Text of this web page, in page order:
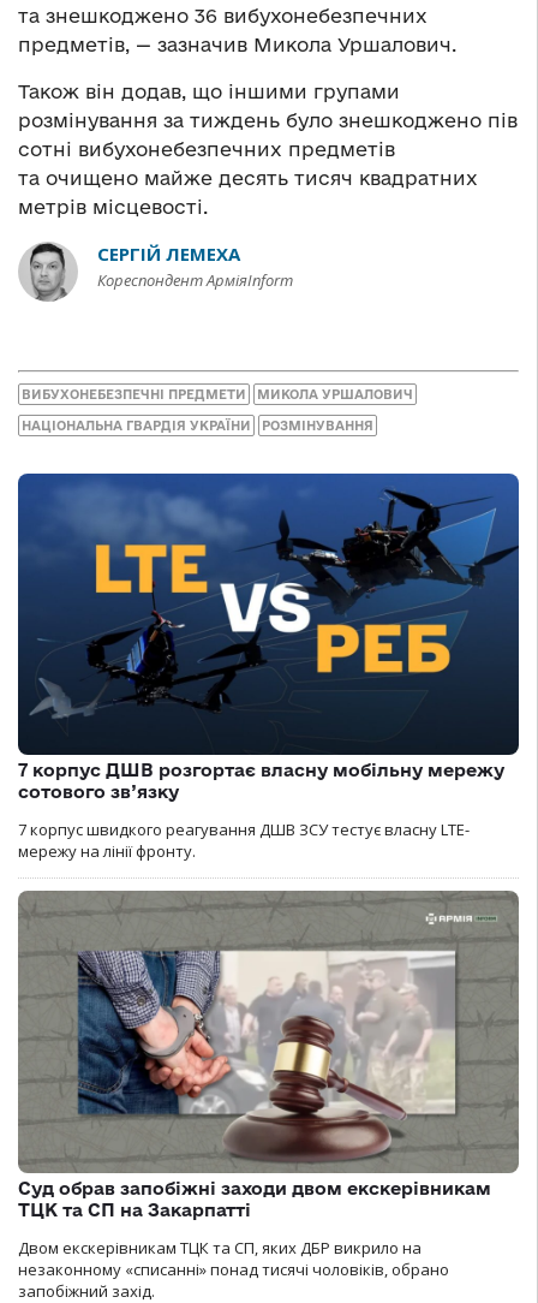
та знешкоджено 36 вибухонебезпечних
предметів, — зазначив Микола Уршалович.
Також він додав, що іншими групами
розмінування за тиждень було знешкоджено пів
сотні вибухонебезпечних предметів
та очищено майже десять тисяч квадратних
метрів місцевості.
СЕРГІЙ ЛЕМЕХА
Кореспондент АрміяInform
ВИБУХОНЕБЕЗПЕЧНІ ПРЕДМЕТИ МИКОЛА УРШАЛОВИЧ
НАЦІОНАЛЬНА ГВАРДІЯ УКРАЇНИ РОЗМІНУВАННЯ
7 корпус ДШВ розгортає власну мобільну мережу
сотового зв’язку
7 корпус швидкого реагування ДШВ ЗСУ тестує власну LTE-
мережу на лінії фронту.
Суд обрав запобіжні заходи двом екскерівникам
ТЦК та СП на Закарпатті
Двом екскерівникам ТЦК та СП, яких ДБР викрило на
незаконному «списанні» понад тисячі чоловіків, обрано
запобіжний захід.